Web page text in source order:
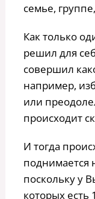
семье,
Как только
решил для
совершил
например,
или
происходит
И тогда
поднимается
поскольку у
которых